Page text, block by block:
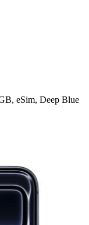
eSim, Deep Blue